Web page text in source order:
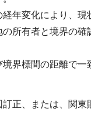
年変化により、現
所有者と境界の
界標間の距離で一
正、または、関